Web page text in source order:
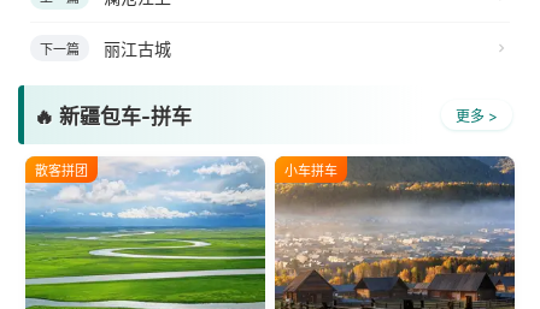
下一篇 丽江古城
🔥 新疆包车-拼车 更多 >
散客拼团 小车拼车